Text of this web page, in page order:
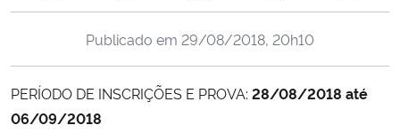
Ministério de Minas e Energia
Ministério da Ciência, Tecnologia, Inovações e Comunicações
Publicado em 29/08/2018, 20h10
PERÍODO DE INSCRIÇÕES E PROVA: 28/08/2018 até
06/09/2018